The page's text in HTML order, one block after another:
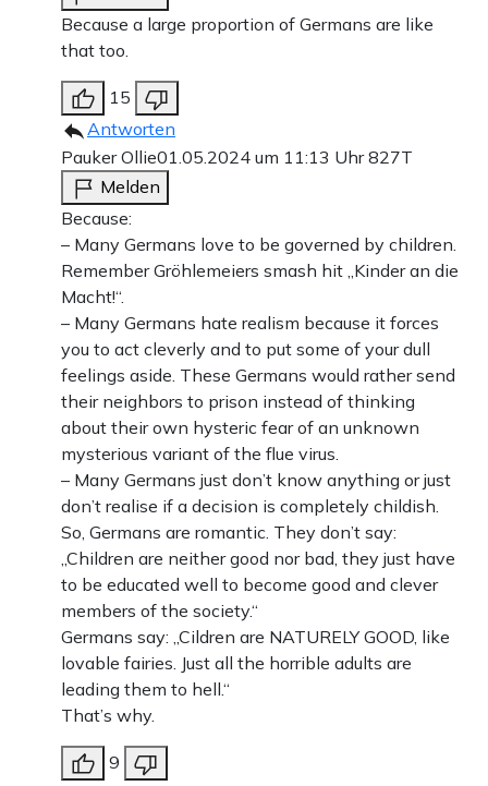
Because a large proportion of Germans are like
that too.
15
Antworten
Pauker Ollie01.05.2024 um 11:13 Uhr827T
Melden
Because:
– Many Germans love to be governed by children.
Remember Gröhlemeiers smash hit „Kinder an die
Macht!“.
– Many Germans hate realism because it forces
you to act cleverly and to put some of your dull
feelings aside. These Germans would rather send
their neighbors to prison instead of thinking
about their own hysteric fear of an unknown
mysterious variant of the flue virus.
– Many Germans just don’t know anything or just
don’t realise if a decision is completely childish.
So, Germans are romantic. They don’t say:
„Children are neither good nor bad, they just have
to be educated well to become good and clever
members of the society.“
Germans say: „Cildren are NATURELY GOOD, like
lovable fairies. Just all the horrible adults are
leading them to hell.“
That’s why.
9